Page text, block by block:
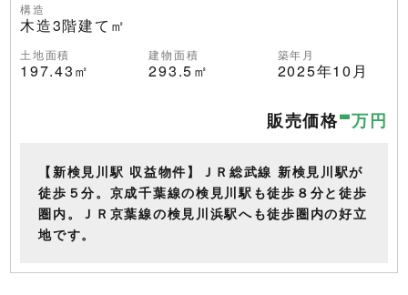
構造
木造3階建て㎡
土地面積
197.43㎡
建物面積
293.5㎡
築年月
2025年10月
販売価格-万円
【新検見川駅 収益物件】ＪＲ総武線 新検見川駅が
徒歩５分。京成千葉線の検見川駅も徒歩８分と徒歩
圏内。ＪＲ京葉線の検見川浜駅へも徒歩圏内の好立
地です。